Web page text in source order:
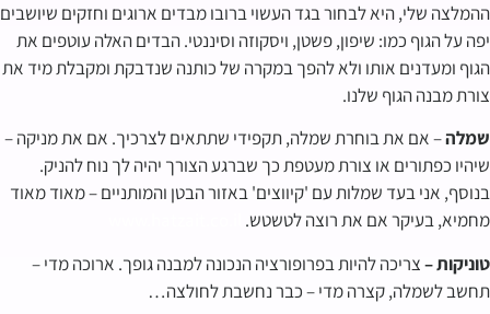
ההמלצה שלי, היא לבחור בגד העשוי ברובו מבדים ארוגים וחזקים שיושבים
יפה על הגוף כמו: שיפון, פשטן, ויסקוזה וסיננטי. הבדים האלה עוטפים את
הגוף ומעדנים אותו ולא להפך במקרה של כותנה שנדבקת ומקבלת מיד את
צורת מבנה הגוף שלנו.
שמלה– אם את בוחרת שמלה, תקפידי שתתאים לצרכיך. אם את מניקה –
שיהיו כפתורים או צורת מעטפת כך שברגע הצורך יהיה לך נוח להניק.
בנוסף, אני בעד שמלות עם 'קיווצים' באזור הבטן והמותניים – מאוד מאוד
מחמיא, בעיקר אם את רוצה לטשטש.
טוניקות –צריכה להיות בפרופורציה הנכונה למבנה גופך. ארוכה מדי –
תחשב לשמלה, קצרה מדי – כבר נחשבת לחולצה…